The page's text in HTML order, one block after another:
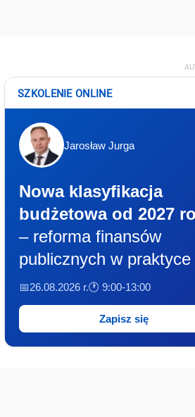
SZKOLENIE ONLINE
Jarosław Jurga
Nowa klasyfikacja
budżetowa od 2027
– reforma finansów
publicznych w praktyce
📅26.08.2026 r.🕐 9:00-13:00
Zapisz się